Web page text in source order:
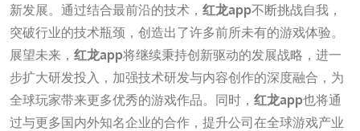
新发展。通过结合最前沿的技术， 红龙app不断挑战自我，
突破行业的技术瓶颈，创造出了许多前所未有的游戏体验。
展望未来， 红龙app将继续秉持创新驱动的发展战略，进一
步扩大研发投入，加强技术研发与内容创作的深度融合，为
全球玩家带来更多优秀的游戏作品。同时， 红龙app也将通
过与更多国内外知名企业的合作，提升公司在全球游戏产业